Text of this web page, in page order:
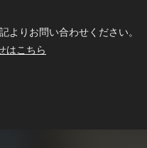
よりお問い合わせください。
はこちら